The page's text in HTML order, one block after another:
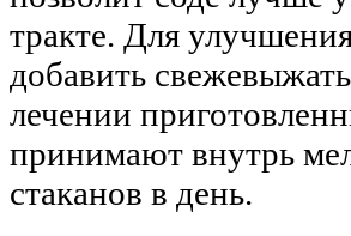
тракте. Для
добавить
лечении
принимают внутрь
стаканов в день.